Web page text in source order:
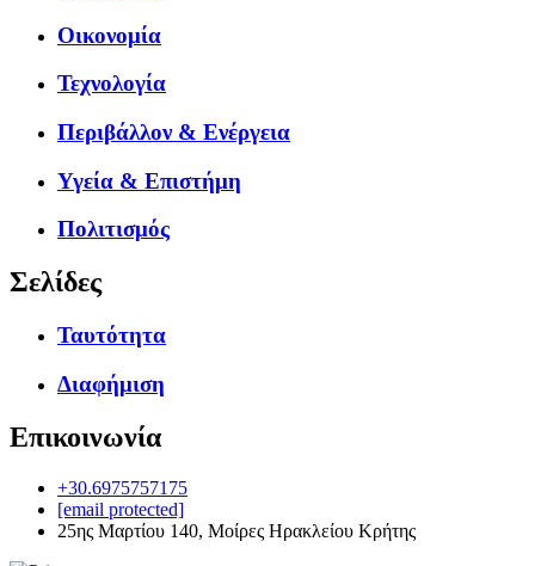
Οικονομία
Τεχνολογία
Περιβάλλον & Ενέργεια
Υγεία & Επιστήμη
Πολιτισμός
Σελίδες
Ταυτότητα
Διαφήμιση
Επικοινωνία
+30.6975757175
[email protected]
25ης Μαρτίου 140, Μοίρες Ηρακλείου Κρήτης